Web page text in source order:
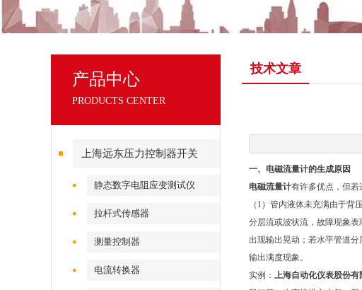
产品中心
PRODUCTS CENTER
上海远东压力控制器开关
静态数字电阻应变测试仪
拉杆式传感器
测量控制器
电流转换器
技术文章
一、电磁流量计的生成原因
电磁流量计有许多优点，但若
（1）管内液体未充满由于
分层流或波状流，故障现象
出现输出晃动；若水平管道
输出满度现象。
实例： 上海自动化仪表股份有